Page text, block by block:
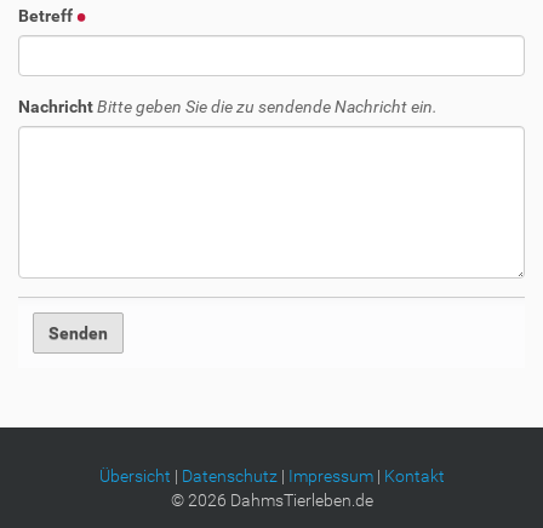
Betreff
NachrichtBitte geben Sie die zu sendende Nachricht ein.
Übersicht | Datenschutz| Impressum| Kontakt
©2026 DahmsTierleben.de